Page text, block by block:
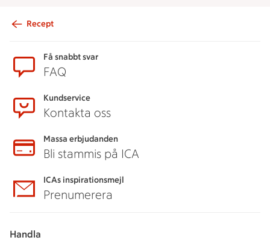
Recept
Få snabbt svar
FAQ
Kundservice
Kontakta oss
Massa erbjudanden
Bli stammis på ICA
ICAs inspirationsmejl
Prenumerera
Handla